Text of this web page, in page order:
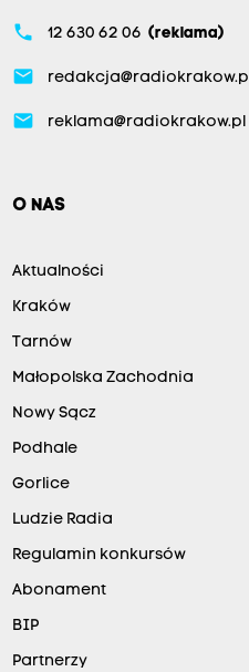
phone 12 630 62 06 (reklama)
email redakcja@radiokrakow.pl
email reklama@radiokrakow.pl
O NAS
Aktualności
Kraków
Tarnów
Małopolska Zachodnia
Nowy Sącz
Podhale
Gorlice
Ludzie Radia
Regulamin konkursów
Abonament
BIP
Partnerzy